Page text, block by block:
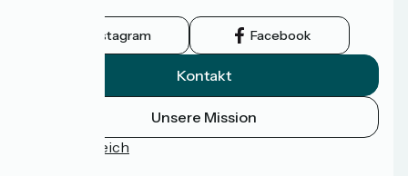
Instagram Facebook
Kontakt
Unsere Mission
Pressebereich